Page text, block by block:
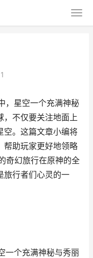
，星空一个充满神秘
，不仅要关注地面上
空。这篇文章小编将
帮助玩家更好地领略
奇幻旅行在原神的全
旅行者们心灵的一
一个充满神秘与秀丽